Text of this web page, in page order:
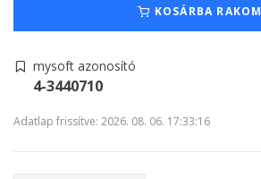
KOSÁRBA RAKOM
mysoft azonosító
4-3440710
Adatlap frissítve: 2026. 08. 06. 17:33:16